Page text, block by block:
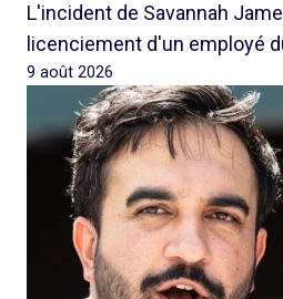
L'incident de Savannah
licenciement d'un employé
9 août 2026